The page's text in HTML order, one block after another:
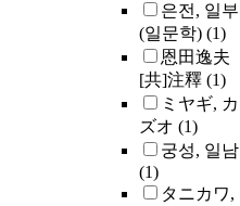
은전, 일부
(일문학) (1)
恩田逸夫
[共]注釋 (1)
ミヤギ, カ
ズオ (1)
궁성, 일남
(1)
タニカワ,